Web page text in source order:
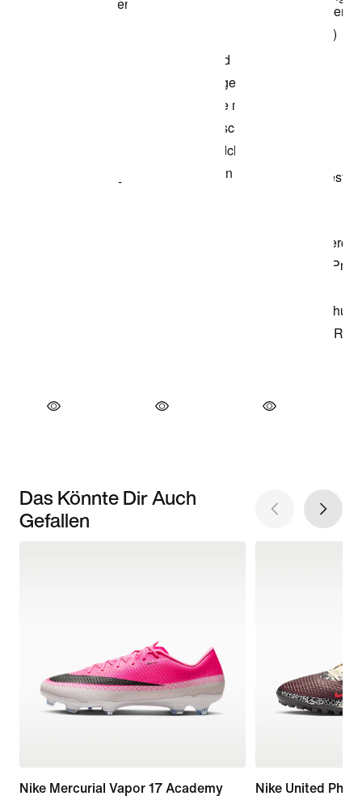
Das Könnte Dir Auch
Gefallen
Nike Mercurial Vapor 17 Academy
Nike United